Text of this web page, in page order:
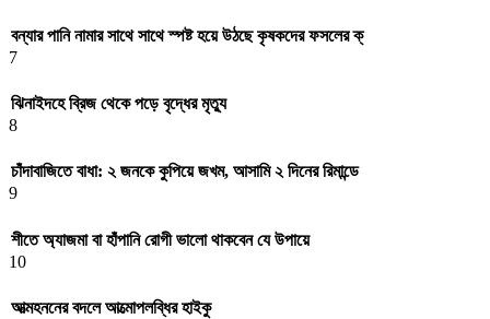
বন্যার পানি নামার সাথে সাথে স্পষ্ট হয়ে উঠছে কৃষকদের ফসলের ক্
7
ঝিনাইদহে ব্রিজ থেকে পড়ে বৃদ্ধের মৃত্যু
8
চাঁদাবাজিতে বাধা: ২ জনকে কুপিয়ে জখম, আসামি ২ দিনের রিমান্ডে
9
শীতে অ্যাজমা বা হাঁপানি রোগী ভালো থাকবেন যে উপায়ে
10
আত্মহননের বদলে আত্মোপলব্ধির হাইকু